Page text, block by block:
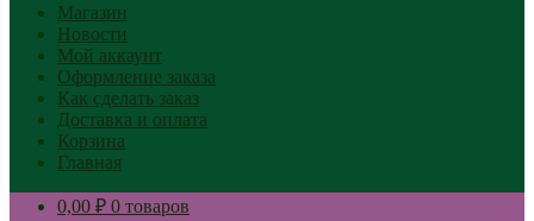
Магазин
Новости
Мой аккаунт
Оформление заказа
Как сделать заказ
Доставка и оплата
Корзина
Главная
0,00 ₽ 0 товаров